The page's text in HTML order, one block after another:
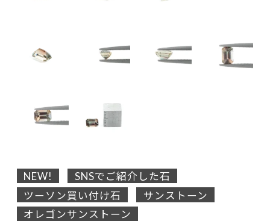
NEW!
SNSでご紹介した石
ツーソン買い付け石
サンストーン
オレゴンサンストーン